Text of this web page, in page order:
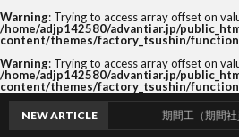
Warning: Trying to access array offset on
/home/adjp142580/advantiar.jp/
content/themes/factory_tsushin/
Warning: Trying to access array offset on
/home/adjp142580/advantiar.jp/
content/themes/factory_tsushin/
NEW ARTICLE 期間工（期間社